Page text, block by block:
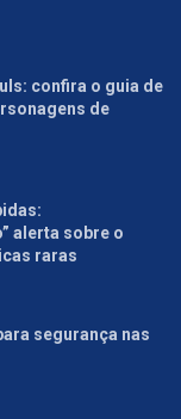
confira o guia de
de
alerta sobre o
raras
segurança nas